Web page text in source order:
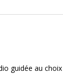
guidée au choix